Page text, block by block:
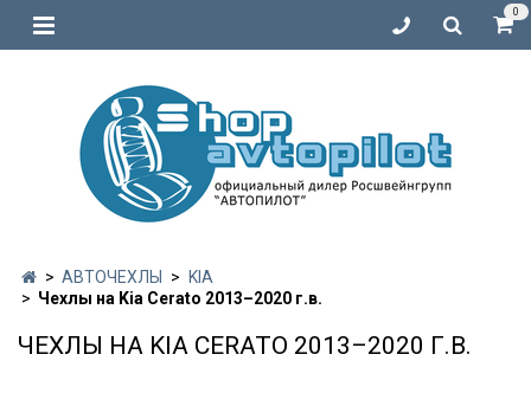
0
АВТОЧЕХЛЫ
KIA
Чехлы на Kia Cerato 2013–2020 г.в.
ЧЕХЛЫ НА KIA CERATO 2013–2020 Г.В.